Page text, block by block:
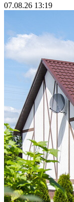
07.08.26 13:19